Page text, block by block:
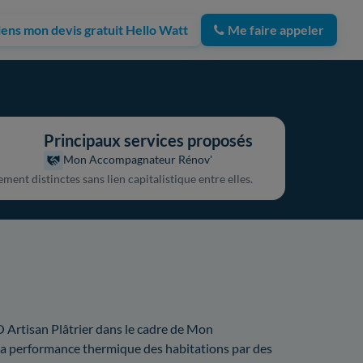
mon devis gratuit Hello Watt Me faire appeler
Principaux services proposés
Mon Accompagnateur Rénov'
distinctes sans lien capitalistique entre elles.
Plâtrier dans le cadre de Mon
performance thermique des habitations par des